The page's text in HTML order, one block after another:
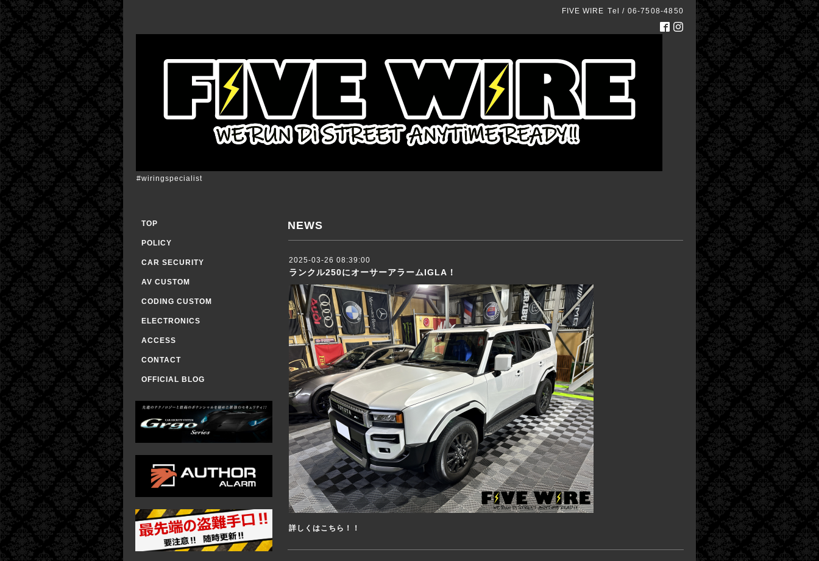
FIVE WIRE Tel / 06-7508-4850
#wiringspecialist
NEWS
2025-03-26 08:39:00
ランクル250にオーサーアラームIGLA！
詳しくはこちら！！
TOP
POLICY
CAR SECURITY
AV CUSTOM
CODING CUSTOM
ELECTRONICS
ACCESS
CONTACT
OFFICIAL BLOG